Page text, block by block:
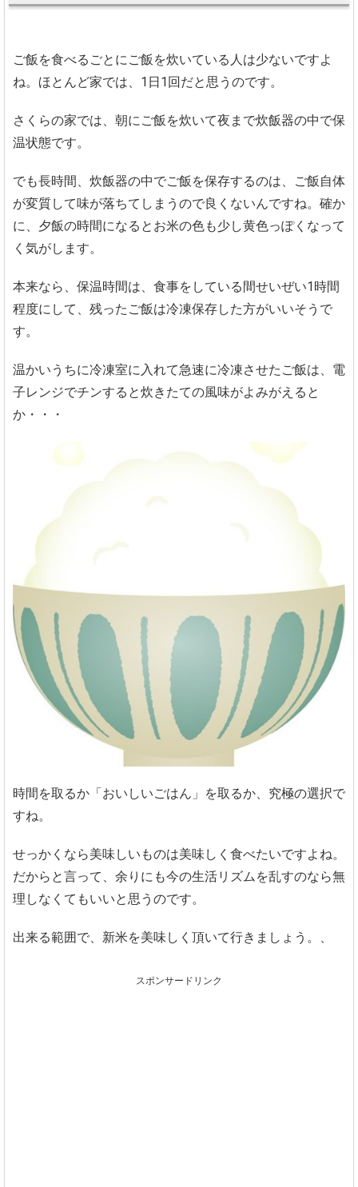
ご飯を食べるごとにご飯を炊いている人は少ないですよ
ね。ほとんど家では、1日1回だと思うのです。
さくらの家では、朝にご飯を炊いて夜まで炊飯器の中で保
温状態です。
でも長時間、炊飯器の中でご飯を保存するのは、ご飯自体
が変質して味が落ちてしまうので良くないんですね。確か
に、夕飯の時間になるとお米の色も少し黄色っぽくなって
く気がします。
本来なら、保温時間は、食事をしている間せいぜい1時間
程度にして、残ったご飯は冷凍保存した方がいいそうで
す。
温かいうちに冷凍室に入れて急速に冷凍させたご飯は、電
子レンジでチンすると炊きたての風味がよみがえると
か・・・
時間を取るか「おいしいごはん」を取るか、究極の選択で
すね。
せっかくなら美味しいものは美味しく食べたいですよね。
だからと言って、余りにも今の生活リズムを乱すのなら無
理しなくてもいいと思うのです。
出来る範囲で、新米を美味しく頂いて行きましょう。、
スポンサードリンク